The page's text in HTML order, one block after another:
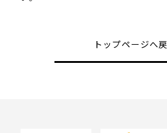
トップページへ